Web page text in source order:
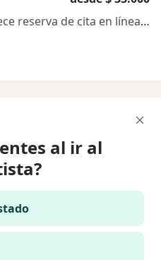
Este especialista no ofrece reserva de cita en línea en esta dirección.
al ir al